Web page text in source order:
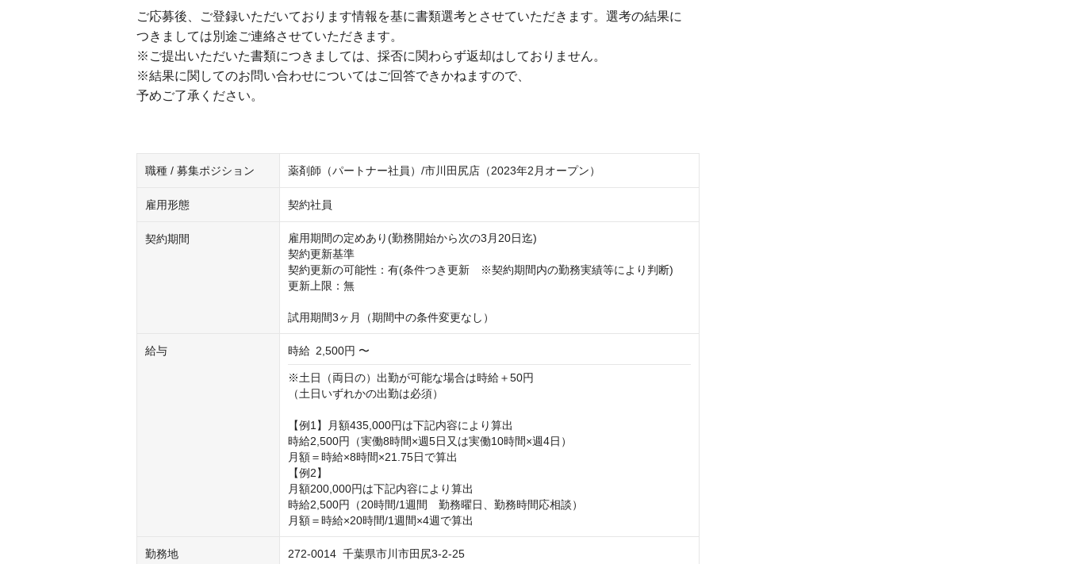
ご応募後、ご登録いただいております情報を基に書類選考とさせていただきます。選考の結果に
つきましては別途ご連絡させていただきます。
※ご提出いただいた書類につきましては、採否に関わらず返却はしておりません。
※結果に関してのお問い合わせについてはご回答できかねますので、
予めご了承ください。
職種 / 募集ポジション 薬剤師（パートナー社員）/市川田尻店（2023年2月オープン）
雇用形態 契約社員
契約期間
雇用期間の定めあり(勤務開始から次の3月20日迄)
契約更新基準
契約更新の可能性：有(条件つき更新　※契約期間内の勤務実績等により判断)
更新上限：無
試用期間3ヶ月（期間中の条件変更なし）
給与 時給 2,500円 〜
※土日（両日の）出勤が可能な場合は時給＋50円
（土日いずれかの出勤は必須）
【例1】月額435,000円は下記内容により算出
時給2,500円（実働8時間×週5日又は実働10時間×週4日）
月額＝時給×8時間×21.75日で算出
【例2】
月額200,000円は下記内容により算出
時給2,500円（20時間/1週間　勤務曜日、勤務時間応相談）
月額＝時給×20時間/1週間×4週で算出
勤務地
272-0014 千葉県市川市田尻3-2-25